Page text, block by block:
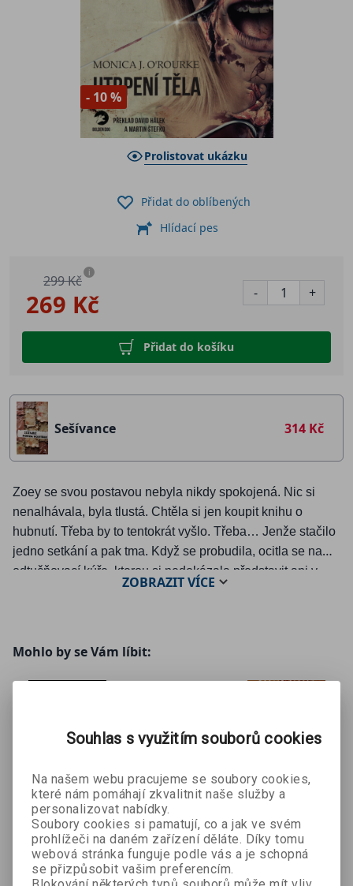
- 10 %
Prolistovat ukázku
269 Kč
299 Kč i
- +
Přidat do košíku
Přidat do oblíbených
Hlídací pes
Sešívance 314 Kč
Zoey se svou postavou nebyla nikdy spokojená. Nic si
nenalhávala, byla tlustá. Chtěla si jen koupit knihu o
hubnutí. Třeba by to tentokrát vyšlo. Třeba… Jenže stačilo
jedno setkání a pak tma. Když se probudila, ocitla se na
odtučňovací kúře, kterou si nedokázala představit ani v
nejtemnějších snech. Strach. Znásilnění. Mučení.
český trh americkou autorku, jejíž jméno si budete
pamatovat. Jen málokdo je tak brutální jako Monica J.
ZOBRAZITVÍCE
Mohlo by se Vám líbit:
Galerie
Karolina
Kaczkowska
Antimemeti
cká divize
neexistuje
qntm (Sam
Hughes)
Farma zrůd
Martin Štefko
Souhlas s využitím souborů cookies
Na našem webu pracujeme se soubory cookies,
které nám pomáhají zkvalitnit naše služby a
personalizovat nabídky.
Soubory cookies si pamatují, co a jak ve svém
prohlížeči na daném zařízení děláte. Díky tomu
webová stránka funguje podle vás a je schopná
se přizpůsobit vašim preferencím.